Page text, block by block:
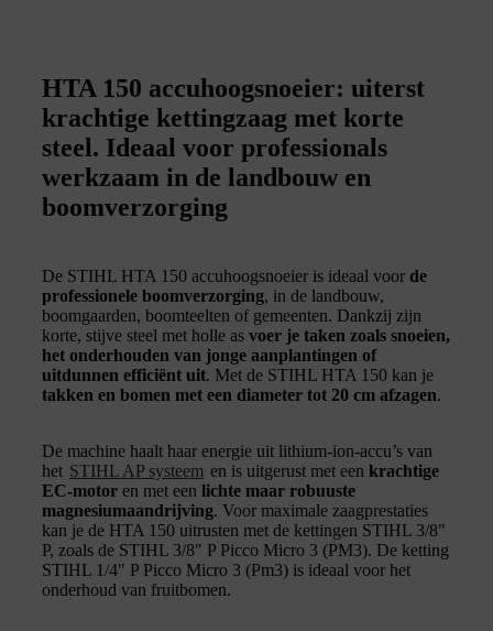
HTA 150 accuhoogsnoeier: uiterst
krachtige kettingzaag met korte
steel. Ideaal voor professionals
werkzaam in de landbouw en
boomverzorging
De STIHL HTA 150 accuhoogsnoeier is ideaal voor de
professionele boomverzorging, in de landbouw,
boomgaarden, boomteelten of gemeenten. Dankzij zijn
korte, stijve steel met holle as voer je taken zoals snoeien,
het onderhouden van jonge aanplantingen of
uitdunnen efficiënt uit. Met de STIHL HTA 150 kan je
takken en bomen met een diameter tot 20 cm afzagen.
De machine haalt haar energie uit lithium-ion-accu’s van
het STIHL AP systeem en is uitgerust met een krachtige
EC-motor en met een lichte maar robuuste
magnesiumaandrijving. Voor maximale zaagprestaties
kan je de HTA 150 uitrusten met de kettingen STIHL 3/8"
P, zoals de STIHL 3/8" P Picco Micro 3 (PM3). De ketting
STIHL 1/4" P Picco Micro 3 (Pm3) is ideaal voor het
onderhoud van fruitbomen.